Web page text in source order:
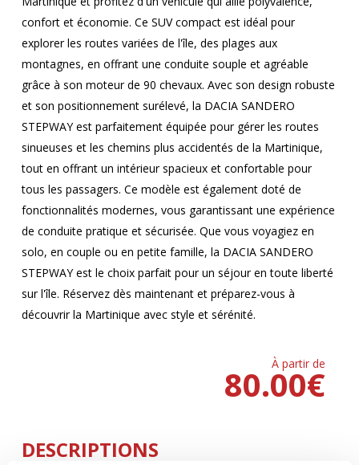
confort et économie. Ce SUV compact est idéal pour
explorer les routes variées de l'île, des plages aux
montagnes, en offrant une conduite souple et agréable
grâce à son moteur de 90 chevaux. Avec son design robuste
et son positionnement surélevé, la DACIA SANDERO
STEPWAY est parfaitement équipée pour gérer les routes
sinueuses et les chemins plus accidentés de la Martinique,
tout en offrant un intérieur spacieux et confortable pour
tous les passagers. Ce modèle est également doté de
fonctionnalités modernes, vous garantissant une expérience
de conduite pratique et sécurisée. Que vous voyagiez en
solo, en couple ou en petite famille, la DACIA SANDERO
STEPWAY est le choix parfait pour un séjour en toute liberté
sur l'île. Réservez dès maintenant et préparez-vous à
découvrir la Martinique avec style et sérénité.
À partir de
€
80.00
DESCRIPTIONS